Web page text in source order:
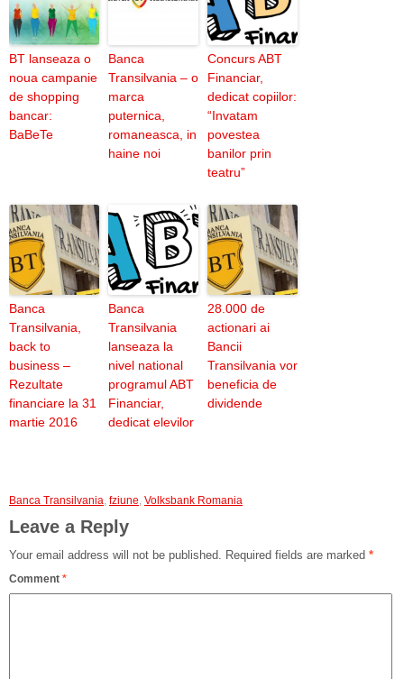
BT lanseaza o
noua campanie
de shopping
bancar:
BaBeTe
Banca
Transilvania – o
marca
puternica,
romaneasca, in
haine noi
Concurs ABT
Financiar,
dedicat copiilor:
“Invatam
povestea
banilor prin
teatru”
Banca
Transilvania,
back to
business –
Rezultate
financiare la 31
martie 2016
Banca
Transilvania
lanseaza la
nivel national
programul ABT
Financiar,
dedicat elevilor
28.000 de
actionari ai
Bancii
Transilvania vor
beneficia de
dividende
Banca Transilvania, fziune, Volksbank Romania
Leave a Reply
Your email address will not be published. Required fields are marked *
Comment *